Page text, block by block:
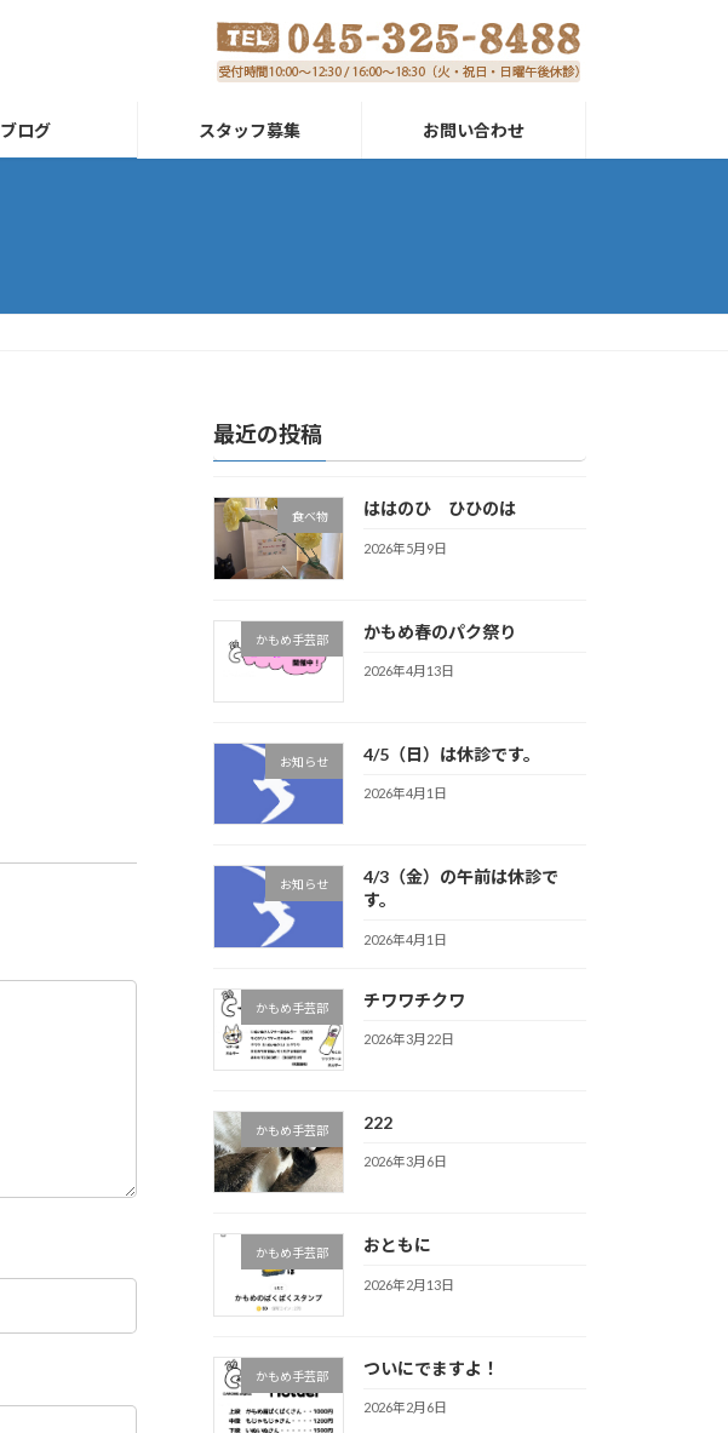
ブログ スタッフ募集 お問い合わせ
最近の投稿
食べ物 ははのひ ひひのは
2026年5月9日
かもめ手芸部 かもめ春のパク祭り
2026年4月13日
お知らせ 4/5（日）は休診です。
2026年4月1日
お知らせ
4/3（金）の午前は休診で
す。
2026年4月1日
かもめ手芸部 チワワチクワ
2026年3月22日
かもめ手芸部 222
2026年3月6日
かもめ手芸部 おともに
2026年2月13日
かもめ手芸部 ついにでますよ！
2026年2月6日